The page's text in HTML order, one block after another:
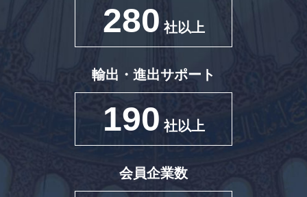
280 社以上
輸出・進出サポート
190 社以上
会員企業数